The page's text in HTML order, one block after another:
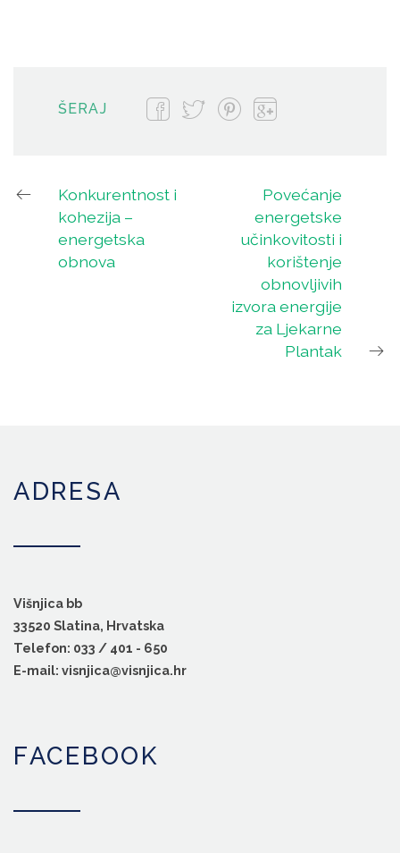
ŠERAJ
Konkurentnost i
kohezija –
energetska
obnova
Povećanje
energetske
učinkovitosti i
korištenje
obnovljivih
izvora energije
za Ljekarne
Plantak
ADRESA
Višnjica bb
33520 Slatina, Hrvatska
Telefon: 033 / 401 - 650
E-mail: visnjica@visnjica.hr
FACEBOOK